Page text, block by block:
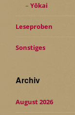
Yōkai
Leseproben
Sonstiges
Archiv
August 2026